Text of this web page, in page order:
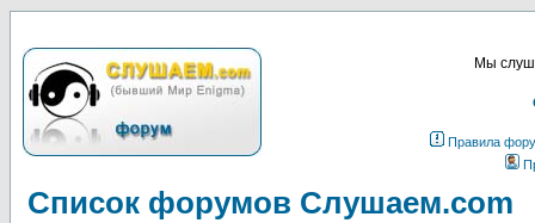
Мы
Правила
Список форумов Слушаем.com